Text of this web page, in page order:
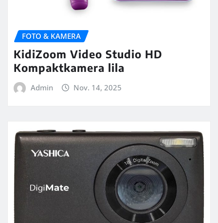
FOTO & KAMERA
KidiZoom Video Studio HD
Kompaktkamera lila
Admin Nov. 14, 2025